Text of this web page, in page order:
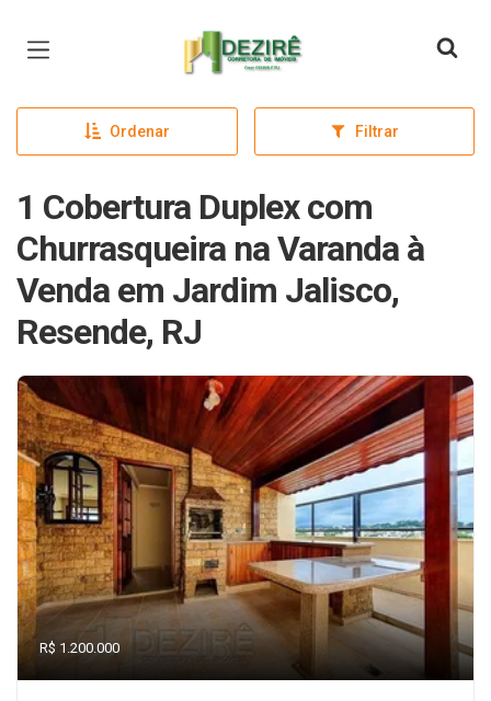
Página inicial
Ordenar Filtrar
1 Cobertura Duplex com
Churrasqueira na Varanda à
Venda em Jardim Jalisco,
Resende, RJ
R$ 1.200.000